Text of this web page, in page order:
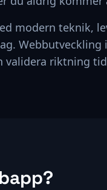
modern teknik,
validera riktning